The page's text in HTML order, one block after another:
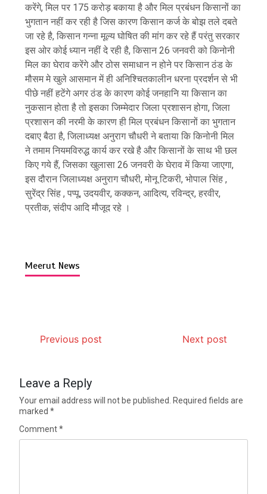
करेंगे, मिल पर 175 करोड़ बकाया है और मिल प्रबंधन किसानों का
भुगतान नहीं कर रही है जिस कारण किसान कर्ज के बोझ तले दबते
जा रहे है, किसान गन्ना मूल्य घोषित की मांग कर रहे हैं परंतु सरकार
इस ओर कोई ध्यान नहीं दे रही है, किसान 26 जनवरी को किनोनी
मिल का घेराव करेंगे और ठोस समाधान न होने पर किसान ठंड के
मौसम मे खुले आसमान में ही अनिश्चितकालीन धरना प्रदर्शन से भी
पीछे नहीं हटेंगे अगर ठंड के कारण कोई जनहानि या किसान का
नुकसान होता है तो इसका जिम्मेदार जिला प्रशासन होगा, जिला
प्रशासन की नरमी के कारण ही मिल प्रबंधन किसानों का भुगतान
दबाए बैठा है, जिलाध्यक्ष अनुराग चौधरी ने बताया कि किनोनी मिल
ने तमाम नियमविरुद्ध कार्य कर रखे है और किसानों के साथ भी छल
किए गये हैं, जिसका खुलासा 26 जनवरी के घेराव में किया जाएगा,
इस दौरान जिलाध्यक्ष अनुराग चौधरी, मोनू टिकरी, भोपाल सिंह ,
सुरेंद्र सिंह , पप्पू, उदयवीर, कक्कन, आदित्य, रविन्द्र, हरवीर,
प्रतीक, संदीप आदि मौजूद रहे ।
Meerut News
Previous post Next post
Leave a Reply
Your email address will not be published.
Required fields are
marked*
Comment*